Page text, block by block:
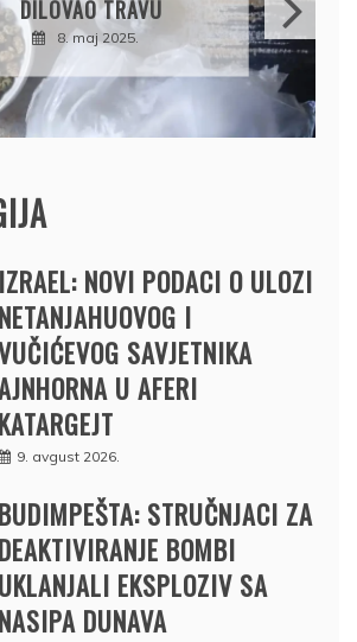
DRŽAVU NAPUSTIO
BRODOM
12. februar 2025.
IZRAEL: NOVI PODACI O ULOZI
NETANJAHUOVOG I
SAVJETNIKA
U AFERI
KATARGEJT
9. avgust 2026.
BUDIMPEŠTA: STRUČNJACI ZA
DEAKTIVIRANJE BOMBI
UKLANJALI EKSPLOZIV SA
NASIPA DUNAVA